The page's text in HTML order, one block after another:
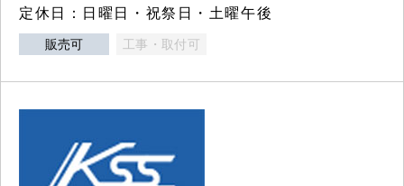
定休日：日曜日・祝祭日・土曜午後
販売可 工事・取付可